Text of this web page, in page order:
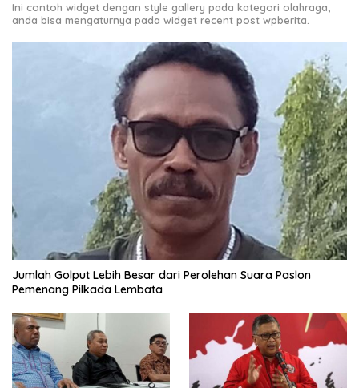
Ini contoh widget dengan style gallery pada kategori olahraga,
anda bisa mengaturnya pada widget recent post wpberita.
Jumlah Golput Lebih Besar dari Perolehan Suara Paslon
Pemenang Pilkada Lembata